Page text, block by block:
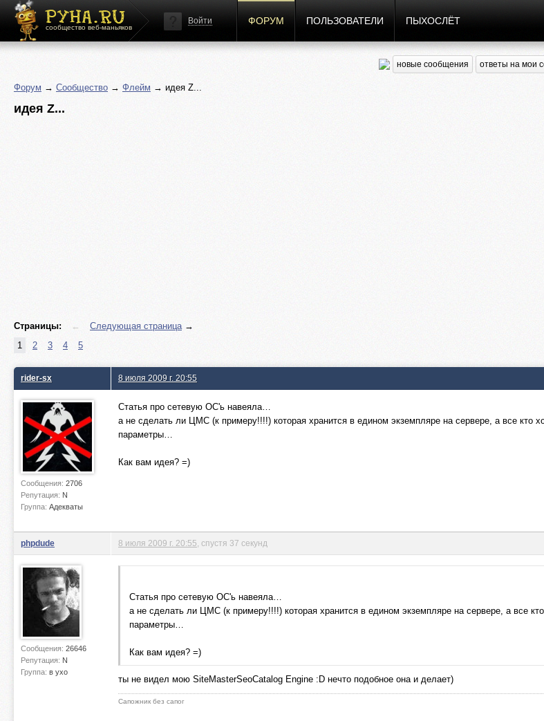
сообщество веб-маньяков
Войти ФОРУМ ПОЛЬЗОВАТЕЛИ ПЫХОСЛЁТ
новые сообщения ответы на мои
Форум → Сообщество → Флейм → идея Z...
идея Z...
Страницы: ← Следующая страница→
1
2 3 4 5
rider-sx
Сообщения: 2706
Репутация: N
Группа: Адекваты
8 июля 2009 г. 20:55
Статья про сетевую ОС'ь навеяла…
а не сделать ли ЦМС (к примеру!!!!) которая хранится в едином экземпляре на сервере, а все кто
параметры…
Как вам идея? =)
phpdude
Сообщения: 26646
Репутация: N
Группа: в ухо
8 июля 2009 г. 20:55 , спустя 37 секунд
Статья про сетевую ОС'ь навеяла…
а не сделать ли ЦМС (к примеру!!!!) которая хранится в едином экземпляре на сервере, а все
параметры…
Как вам идея? =)
ты не видел мою SiteMasterSeoCatalog Engine :D нечто подобное она и делает)
Сапожник без сапог